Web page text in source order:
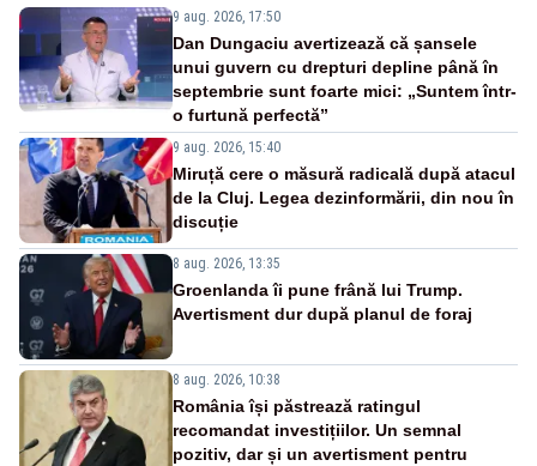
9 aug. 2026, 17:50
Dan Dungaciu avertizează că șansele
unui guvern cu drepturi depline până în
septembrie sunt foarte mici: „Suntem într-
o furtună perfectă”
9 aug. 2026, 15:40
Miruță cere o măsură radicală după atacul
de la Cluj. Legea dezinformării, din nou în
discuție
8 aug. 2026, 13:35
Groenlanda îi pune frână lui Trump.
Avertisment dur după planul de foraj
8 aug. 2026, 10:38
România își păstrează ratingul
recomandat investițiilor. Un semnal
pozitiv, dar și un avertisment pentru